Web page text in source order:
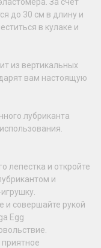
до 30 см в длину и
в кулаке и
из вертикальных
вам настоящую
лубриканта
лепестка и откройте
и
и совершайте рукой
Egg